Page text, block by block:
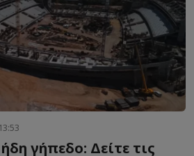
γήπεδο: Δείτε τις